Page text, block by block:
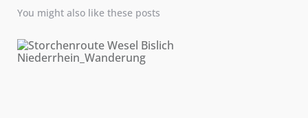
You might also like these posts